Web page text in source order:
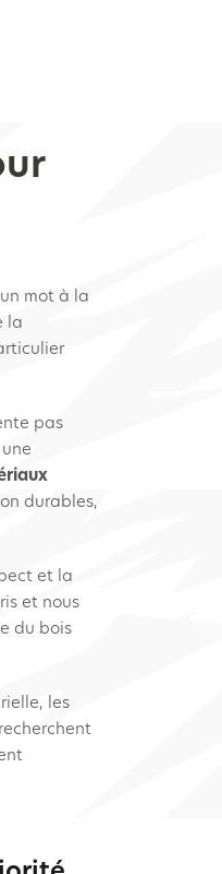
mot à la
la
pas
durables,
et la
et nous
du bois
les